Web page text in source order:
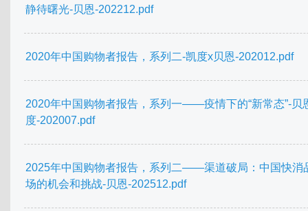
静待曙光-贝恩-202212.pdf
2020年中国购物者报告，系列二-凯度x贝恩-202012.pdf
2020年中国购物者报告，系列一——疫情下的“新常态”-贝
度-202007.pdf
2025年中国购物者报告，系列二——渠道破局：中国快消
场的机会和挑战-贝恩-202512.pdf